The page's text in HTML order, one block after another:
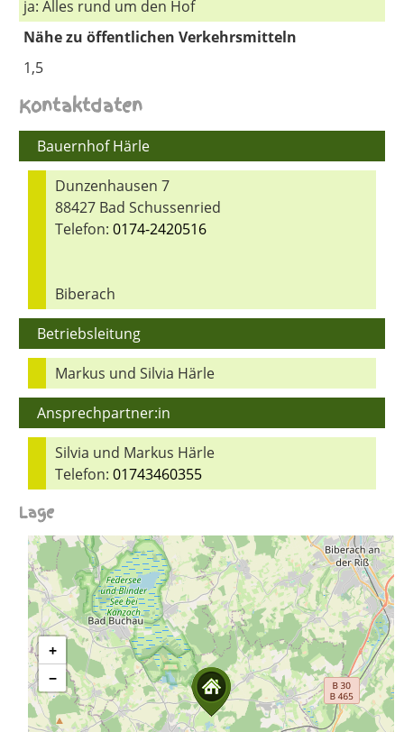
ja: Alles rund um den Hof
Nähe zu öffentlichen Verkehrsmitteln
1,5
Kontaktdaten
Bauernhof Härle
Dunzenhausen 7
88427 Bad Schussenried
Telefon:0174-2420516
Biberach
Betriebsleitung
Markus und Silvia Härle
Ansprechpartner:in
Silvia und Markus Härle
Telefon:01743460355
Lage
+
−